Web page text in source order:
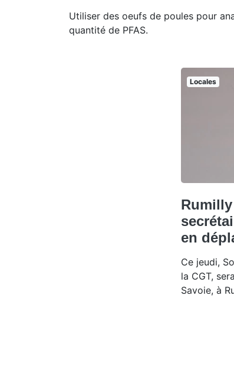
Utiliser des oeufs de poules pour
quantité de PFAS.
Locales
en
Ce jeudi,
la CGT,
Savoie, à